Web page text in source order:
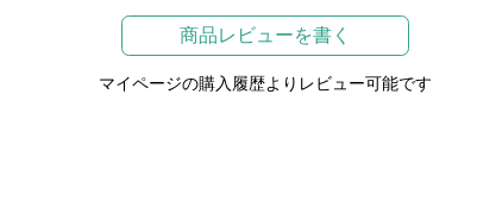
商品レビューを書く
マイページの購入履歴よりレビュー可能です